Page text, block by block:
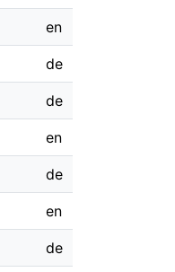
en
de
de
en
de
en
de